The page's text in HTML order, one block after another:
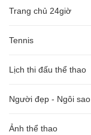
Trang chủ 24giờ
Tennis
Lịch thi đấu thể thao
Người đẹp - Ngôi sao
Ảnh thể thao